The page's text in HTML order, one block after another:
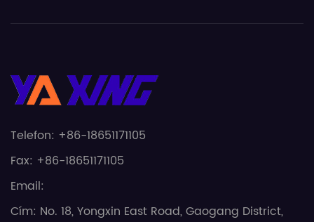
Telefon: +86-18651171105
Fax: +86-18651171105
Email:
Cím: No. 18, Yongxin East Road, Gaogang District,